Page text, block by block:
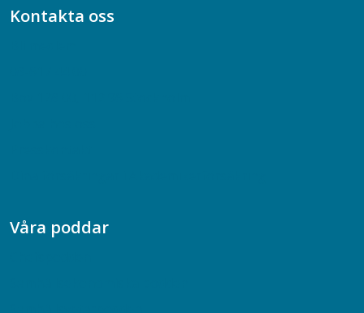
Kontakta oss
Våra poddar